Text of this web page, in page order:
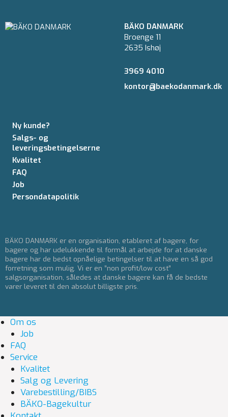
BÄKO DANMARK
Broenge 11
2635 Ishøj
3969 4010
kontor@baekodanmark.dk
Ny kunde?
Salgs- og
leveringsbetingelserne
Kvalitet
FAQ
Job
Persondatapolitik
BÄKO DANMARK er en organisation, etableret af bagere, for
bagere og har udelukkende til formål at arbejde for at danske
bagere har de bedst opnåelige betingelser til at have en så god
forretning som mulig. Vi er en ”non profit/low cost”
salgsorganisation, således at danske bagere kan få de bedste
varer leveret til den absolut billigste pris.
Om os
Job
FAQ
Service
Kvalitet
Salg og Levering
Varebestilling/BIBS
BÄKO-Bagekultur